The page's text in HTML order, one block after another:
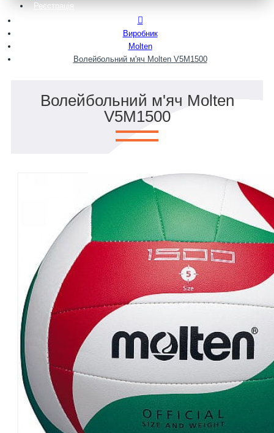
Реєстрація
Виробник
Molten
Волейбольний м'яч Molten V5M1500
Волейбольний м'яч Molten
V5M1500